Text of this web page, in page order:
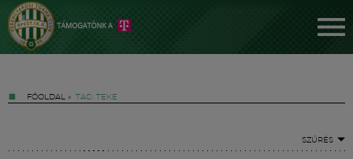
FŐOLDAL » TAG: TEKE
SZŰRÉS